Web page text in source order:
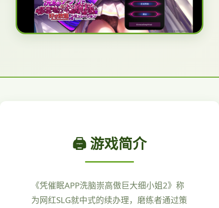
🖨️ 游戏简介
《凭催眠APP洗脑崇高傲巨大细小姐2》称
为网红SLG就中式的续办理，磨练者通过策